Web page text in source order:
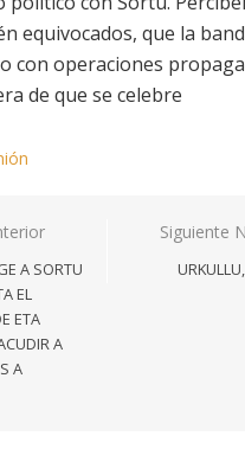
equivocados, que la
con operaciones
de que se celebre
A SORTU
EL
ETA
A
A
Siguiente